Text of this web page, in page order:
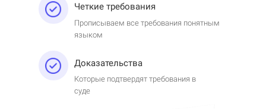
Четкие требования
Прописываем все требования понятным
языком
Доказательства
Которые подтвердят требования в
суде